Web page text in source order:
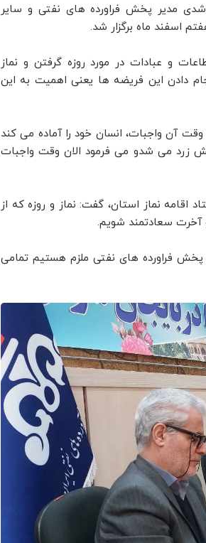
مدیر پخش فراورده های نفتی و سایر
اسفند ماه برگزار شد.
و عبادات در مورد روزه گرفتن و نماز
دادن این فریضه ها یعنی اهمیت به این
آن واجبات، انسان خود را آماده می کند
زرد می شدو می فرمود الان وقت واجبات
نماز استان، گفت: نماز و روزه که از
آخرت سعادتمند شویم.
فراورده های نفتی ملزم هستیم تمامی